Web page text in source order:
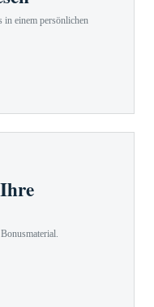
in einem persönlichen